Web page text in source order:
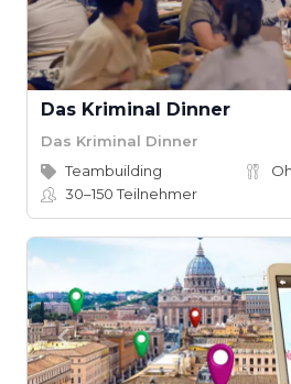
Das Kriminal Dinner
Das Kriminal Dinner
Teambuilding
30–150Teilnehmer